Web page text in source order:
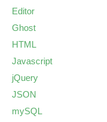
Editor
Ghost
HTML
Javascript
jQuery
JSON
mySQL